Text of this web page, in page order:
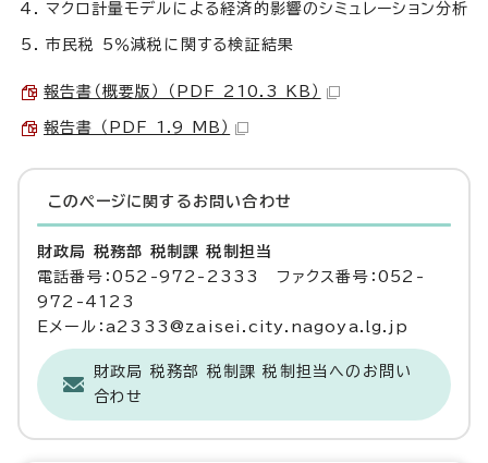
マクロ計量モデルによる経済的影響のシミュレーション分析
市民税 5％減税に関する検証結果
報告書（概要版） （PDF 210.3 KB）
報告書 （PDF 1.9 MB）
このページに関する お問い合わせ
財政局 税務部 税制課 税制担当
電話番号：052-972-2333 ファクス番号：052-
972-4123
Eメール：a2333@zaisei.city.nagoya.lg.jp
財政局 税務部 税制課 税制担当へのお問い
合わせ